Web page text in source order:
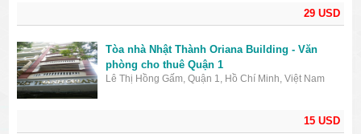
29 USD
15 USD
Tòa nhà Nhật Thành Oriana Building - Văn
phòng cho thuê Quận 1
Lê Thị Hồng Gấm, Quận 1, Hồ Chí Minh, Việt Nam